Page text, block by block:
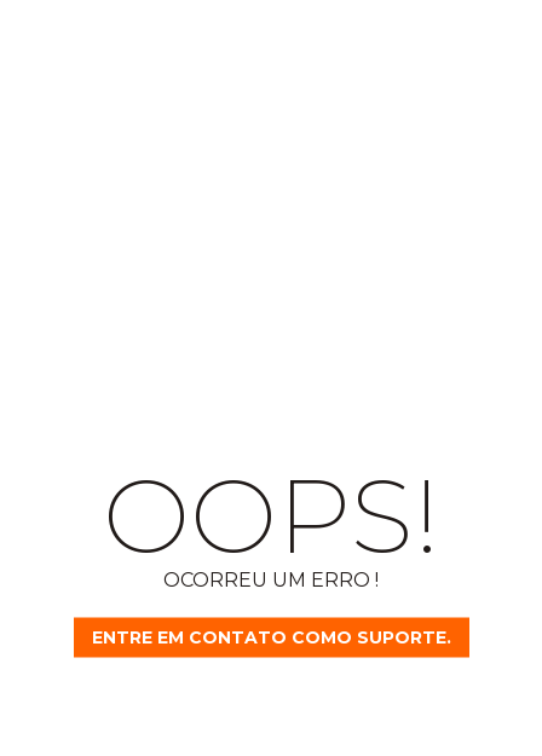
OOPS!
OCORREU UM ERRO !
ENTRE EM CONTATO COMO SUPORTE.